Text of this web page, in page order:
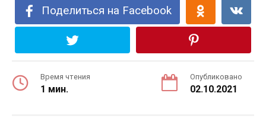
Поделиться на Facebook
Время чтения
1 мин.
Опубликовано
02.10.2021